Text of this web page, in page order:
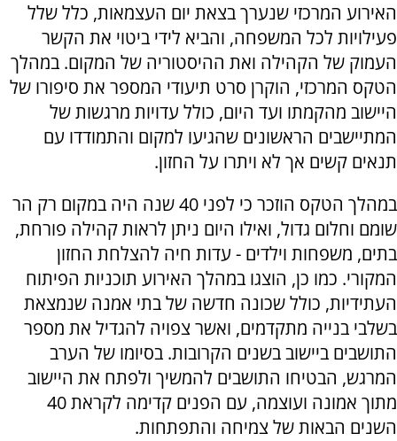
האירוע המרכזי שנערך בצאת יום העצמאות, כלל שלל
פעילויות לכל המשפחה, והביא לידי ביטוי את הקשר
העמוק של הקהילה ואת ההיסטוריה של המקום. במהלך
הטקס המרכזי, הוקרן סרט תיעודי המספר את סיפורו של
היישוב מהקמתו ועד היום, כולל עדויות מרגשות של
המתיישבים הראשונים שהגיעו למקום והתמודדו עם
תנאים קשים אך לא ויתרו על החזון.
במהלך הטקס הוזכר כי לפני 40 שנה היה במקום רק הר
שומם וחלום גדול, ואילו היום ניתן לראות קהילה פורחת,
בתים, משפחות וילדים - עדות חיה להצלחת החזון
המקורי. כמו כן, הוצגו במהלך האירוע תוכניות הפיתוח
העתידיות, כולל שכונה חדשה של בתי אמנה שנמצאת
בשלבי בנייה מתקדמים, ואשר צפויה להגדיל את מספר
התושבים ביישוב בשנים הקרובות. בסיומו של הערב
המרגש, הבטיחו התושבים להמשיך ולפתח את היישוב
מתוך אמונה ועוצמה, עם הפנים קדימה לקראת 40
השנים הבאות של צמיחה והתפתחות.